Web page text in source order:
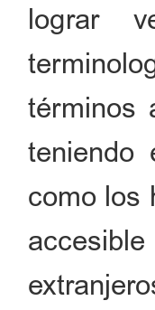
lograr
términos
teniendo
como los